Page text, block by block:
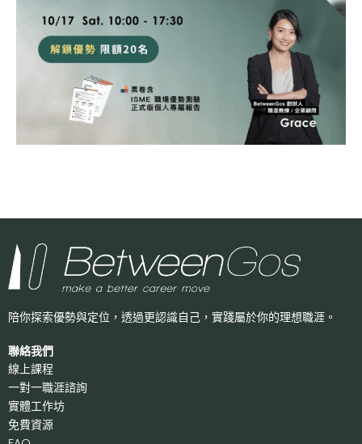
陪你探索優勢與定位，透過更認識自己， 實踐屬於你的理想職涯。
聯絡我們
線上課程
一對一職涯諮詢
實體工作坊
免費資源